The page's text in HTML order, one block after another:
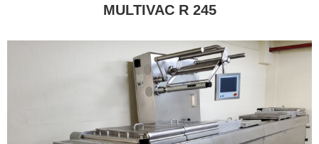
MULTIVAC R 245